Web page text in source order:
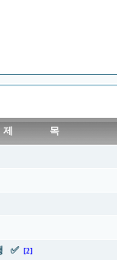
제 목
✅ [2]